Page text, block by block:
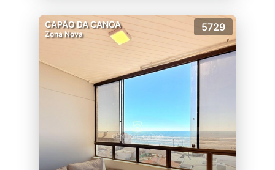
CAPÃO DA CANOA
Zona Nova
5729